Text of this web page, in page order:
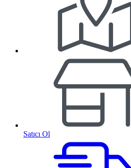
Satıcı Ol